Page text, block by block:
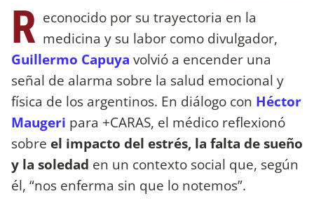
R econocido por su trayectoria en la
medicina y su labor como divulgador,
Guillermo Capuya volvió a encender una
señal de alarma sobre la salud emocional y
física de los argentinos. En diálogo con Héctor
Maugeri para +CARAS, el médico reflexionó
sobre el impacto del estrés, la falta de sueño
y la soledad en un contexto social que, según
él, “nos enferma sin que lo notemos”.